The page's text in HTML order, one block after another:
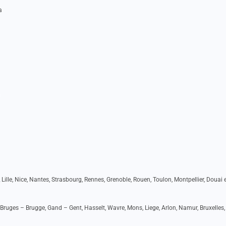
Nice, Nantes, Strasbourg, Rennes, Grenoble, Rouen, Toulon, Montpellier, Douai
– Brugge, Gand – Gent, Hasselt, Wavre, Mons, Liege, Arlon, Namur, Bruxelles,